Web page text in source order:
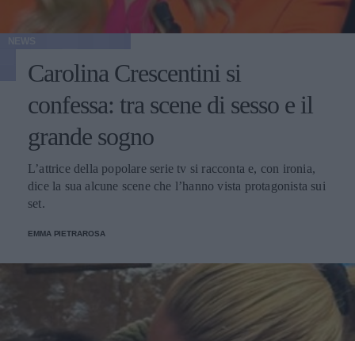
Carolina Crescentini si
confessa: tra scene di sesso e il
grande sogno
L’attrice della popolare serie tv si racconta e, con ironia,
dice la sua alcune scene che l’hanno vista protagonista sui
set.
EMMA PIETRAROSA